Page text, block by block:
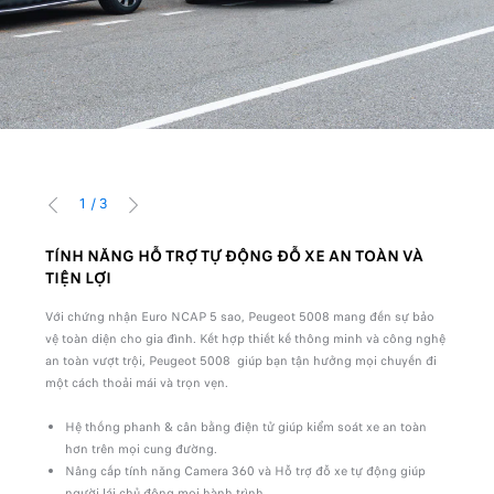
1 / 3
TÍNH NĂNG HỖ TRỢ TỰ ĐỘNG ĐỖ XE AN TOÀN VÀ
TIỆN LỢI
Với chứng nhận Euro NCAP 5 sao, Peugeot 5008 mang đến sự bảo
vệ toàn diện cho gia đình. Kết hợp thiết kế thông minh và công nghệ
an toàn vượt trội, Peugeot 5008 giúp bạn tận hưởng mọi chuyến đi
một cách thoải mái và trọn vẹn.
Hệ thống phanh & cân bằng điện tử giúp kiểm soát xe an toàn
hơn trên mọi cung đường.
Nâng cấp tính năng Camera 360 và Hỗ trợ đỗ xe tự động giúp